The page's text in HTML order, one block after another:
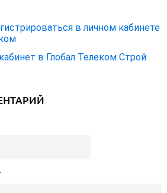
в личном кабинете
в Глобал Телеком Строй